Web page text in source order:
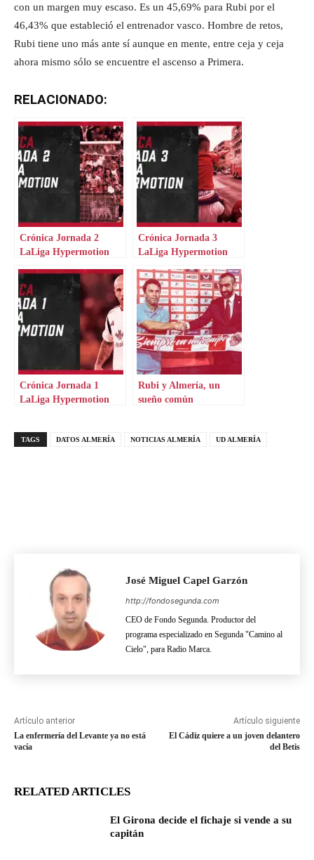
con un margen muy escaso. Es un 45,69% para Rubi por el
46,43% que estableció el entrenador vasco. Hombre de retos,
Rubi tiene uno más ante sí aunque en mente, entre ceja y ceja
ahora mismo sólo se encuentre el ascenso a Primera.
RELACIONADO:
Crónica Jornada 2
LaLiga Hypermotion
Crónica Jornada 3
LaLiga Hypermotion
Crónica Jornada 1
LaLiga Hypermotion
Rubi y Almería, un
sueño común
TAGS DATOS ALMERÍA NOTICIAS ALMERÍA UD ALMERÍA
José Miguel Capel Garzón
http://fondosegunda.com
CEO de Fondo Segunda. Productor del
programa especializado en Segunda "Camino al
Cielo", para Radio Marca.
Artículo anterior
La enfermería del Levante ya no está
vacía
Artículo siguiente
El Cádiz quiere a un joven delantero
del Betis
RELATED ARTICLES
El Girona decide el fichaje si vende a su
capitán